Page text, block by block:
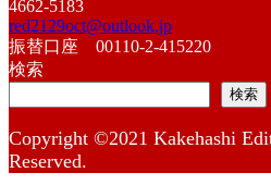
4662-5183
red2129oct@outlook.jp
振替口座 00110-2-415220
検索
検索
Copyright ©2021 Kakehashi
Reserved.